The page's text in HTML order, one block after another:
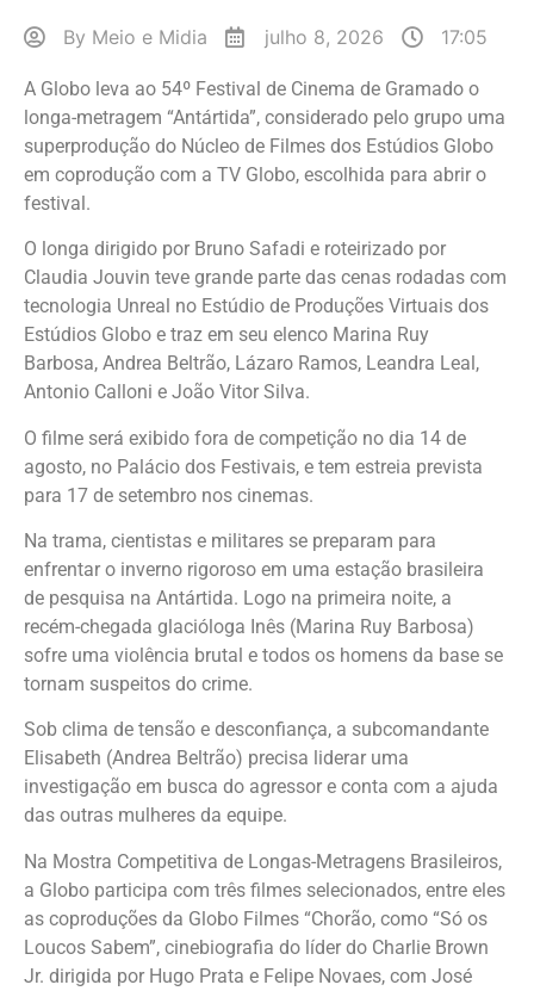
By Meio e Midia julho 8, 2026 17:05
A Globo leva ao 54º Festival de Cinema de Gramado o
longa-metragem “Antártida”, considerado pelo grupo uma
superprodução do Núcleo de Filmes dos Estúdios Globo
em coprodução com a TV Globo, escolhida para abrir o
festival.
O longa dirigido por Bruno Safadi e roteirizado por
Claudia Jouvin teve grande parte das cenas rodadas com
tecnologia Unreal no Estúdio de Produções Virtuais dos
Estúdios Globo e traz em seu elenco Marina Ruy
Barbosa, Andrea Beltrão, Lázaro Ramos, Leandra Leal,
Antonio Calloni e João Vitor Silva.
O filme será exibido fora de competição no dia 14 de
agosto, no Palácio dos Festivais, e tem estreia prevista
para 17 de setembro nos cinemas.
Na trama, cientistas e militares se preparam para
enfrentar o inverno rigoroso em uma estação brasileira
de pesquisa na Antártida. Logo na primeira noite, a
recém-chegada glacióloga Inês (Marina Ruy Barbosa)
sofre uma violência brutal e todos os homens da base se
tornam suspeitos do crime.
Sob clima de tensão e desconfiança, a subcomandante
Elisabeth (Andrea Beltrão) precisa liderar uma
investigação em busca do agressor e conta com a ajuda
das outras mulheres da equipe.
Na Mostra Competitiva de Longas-Metragens Brasileiros,
a Globo participa com três filmes selecionados, entre eles
as coproduções da Globo Filmes “Chorão, como “Só os
Loucos Sabem”, cinebiografia do líder do Charlie Brown
Jr. dirigida por Hugo Prata e Felipe Novaes, com José